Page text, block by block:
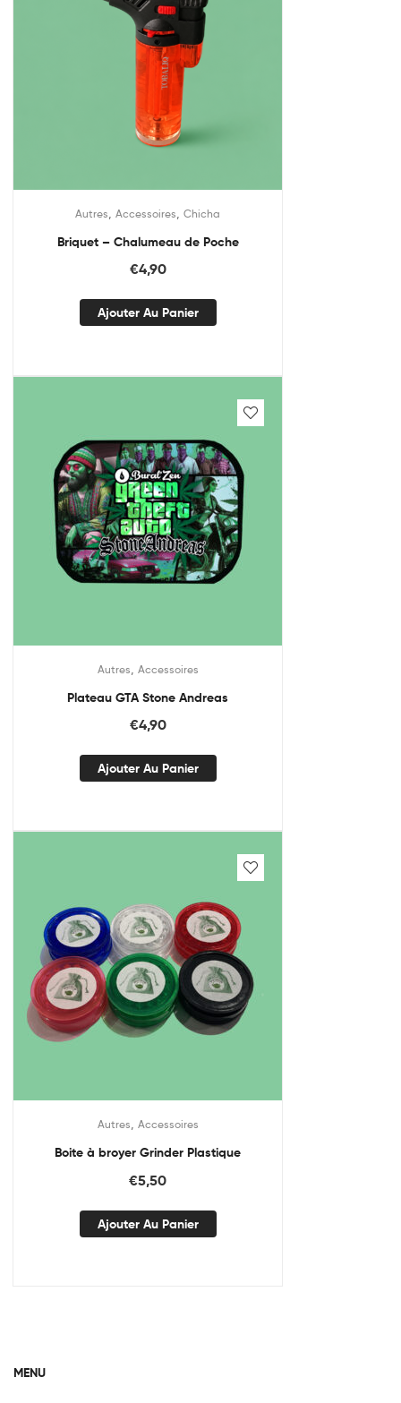
Autres Accessoires Chicha
Briquet – Chalumeau de Poche
€4,90
Ajouter Au Panier
Autres Accessoires
Plateau GTA Stone Andreas
€4,90
Ajouter Au Panier
Autres Accessoires
Boite à broyer Grinder Plastique
€5,50
Ajouter Au Panier
MENU